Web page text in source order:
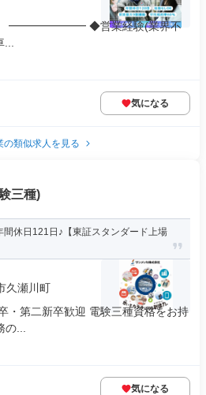
】 ━━━━━━━ ◆営業経験(業界不
気になる
の類似求人を見る
三種)
休日121日♪【東証スタンダード上場
久瀬川町
・第二新卒歓迎 電験三種資格をお持
...
気になる